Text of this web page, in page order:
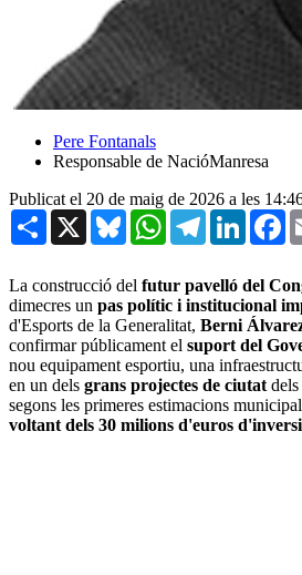
Pere Fontanals
Responsable de NacióManresa
Publicat el 20 de maig de 2026 a les
Share X BlueskyWhatsAppTelegram
La construcció del futur pavelló del
dimecres un pas polític i institucional
d'Esports de la Generalitat, Berni
confirmar públicament el suport del
nou equipament esportiu, una
en un dels grans projectes de ciutat
segons les primeres estimacions
voltant dels 30 milions d'euros